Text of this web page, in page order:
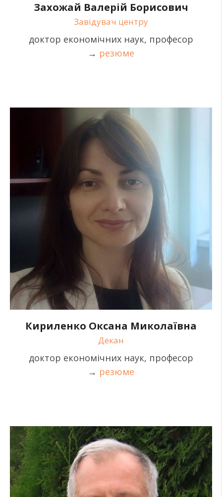
Захожай Валерій Борисович
Завідувач центру
доктор економічних наук, професор
→ резюме
Кириленко Оксана Миколаївна
Декан
доктор економічних наук, професор
→ резюме